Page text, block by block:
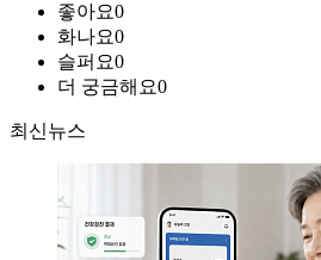
좋아요0
화나요0
슬퍼요0
더 궁금해요0
최신뉴스